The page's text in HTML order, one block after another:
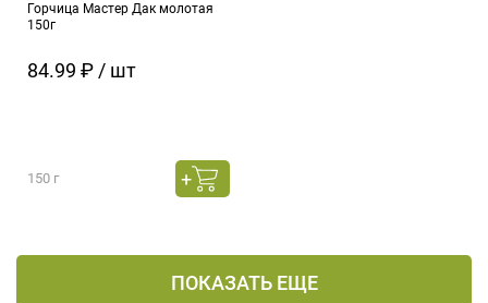
Горчица Мастер Дак молотая
150г
84.99 ₽ / шт
150 г
ПОКАЗАТЬ ЕЩЕ